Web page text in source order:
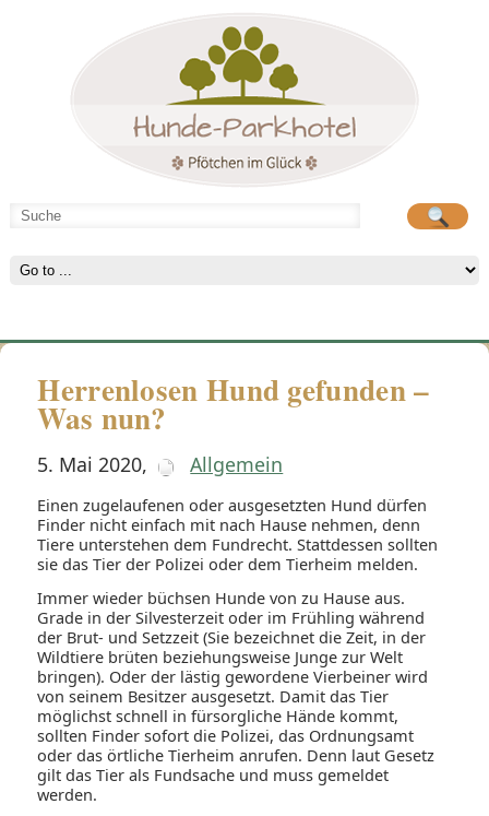
Hunde-Parkhotel
Herrenlosen Hund gefunden –
Was nun?
5. Mai 2020, Allgemein
Einen zugelaufenen oder ausgesetzten Hund dürfen
Finder nicht einfach mit nach Hause nehmen, denn
Tiere unterstehen dem Fundrecht. Stattdessen sollten
sie das Tier der Polizei oder dem Tierheim melden.
Immer wieder büchsen Hunde von zu Hause aus.
Grade in der Silvesterzeit oder im Frühling während
der Brut- und Setzzeit (Sie bezeichnet die Zeit, in der
Wildtiere brüten beziehungsweise Junge zur Welt
bringen). Oder der lästig gewordene Vierbeiner wird
von seinem Besitzer ausgesetzt. Damit das Tier
möglichst schnell in fürsorgliche Hände kommt,
sollten Finder sofort die Polizei, das Ordnungsamt
oder das örtliche Tierheim anrufen. Denn laut Gesetz
gilt das Tier als Fundsache und muss gemeldet
werden.